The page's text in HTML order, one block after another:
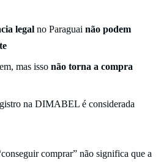
legal no Paraguainão podem
mas issonão torna a compra
na DIMABEL é considerada
comprar” não significa que a